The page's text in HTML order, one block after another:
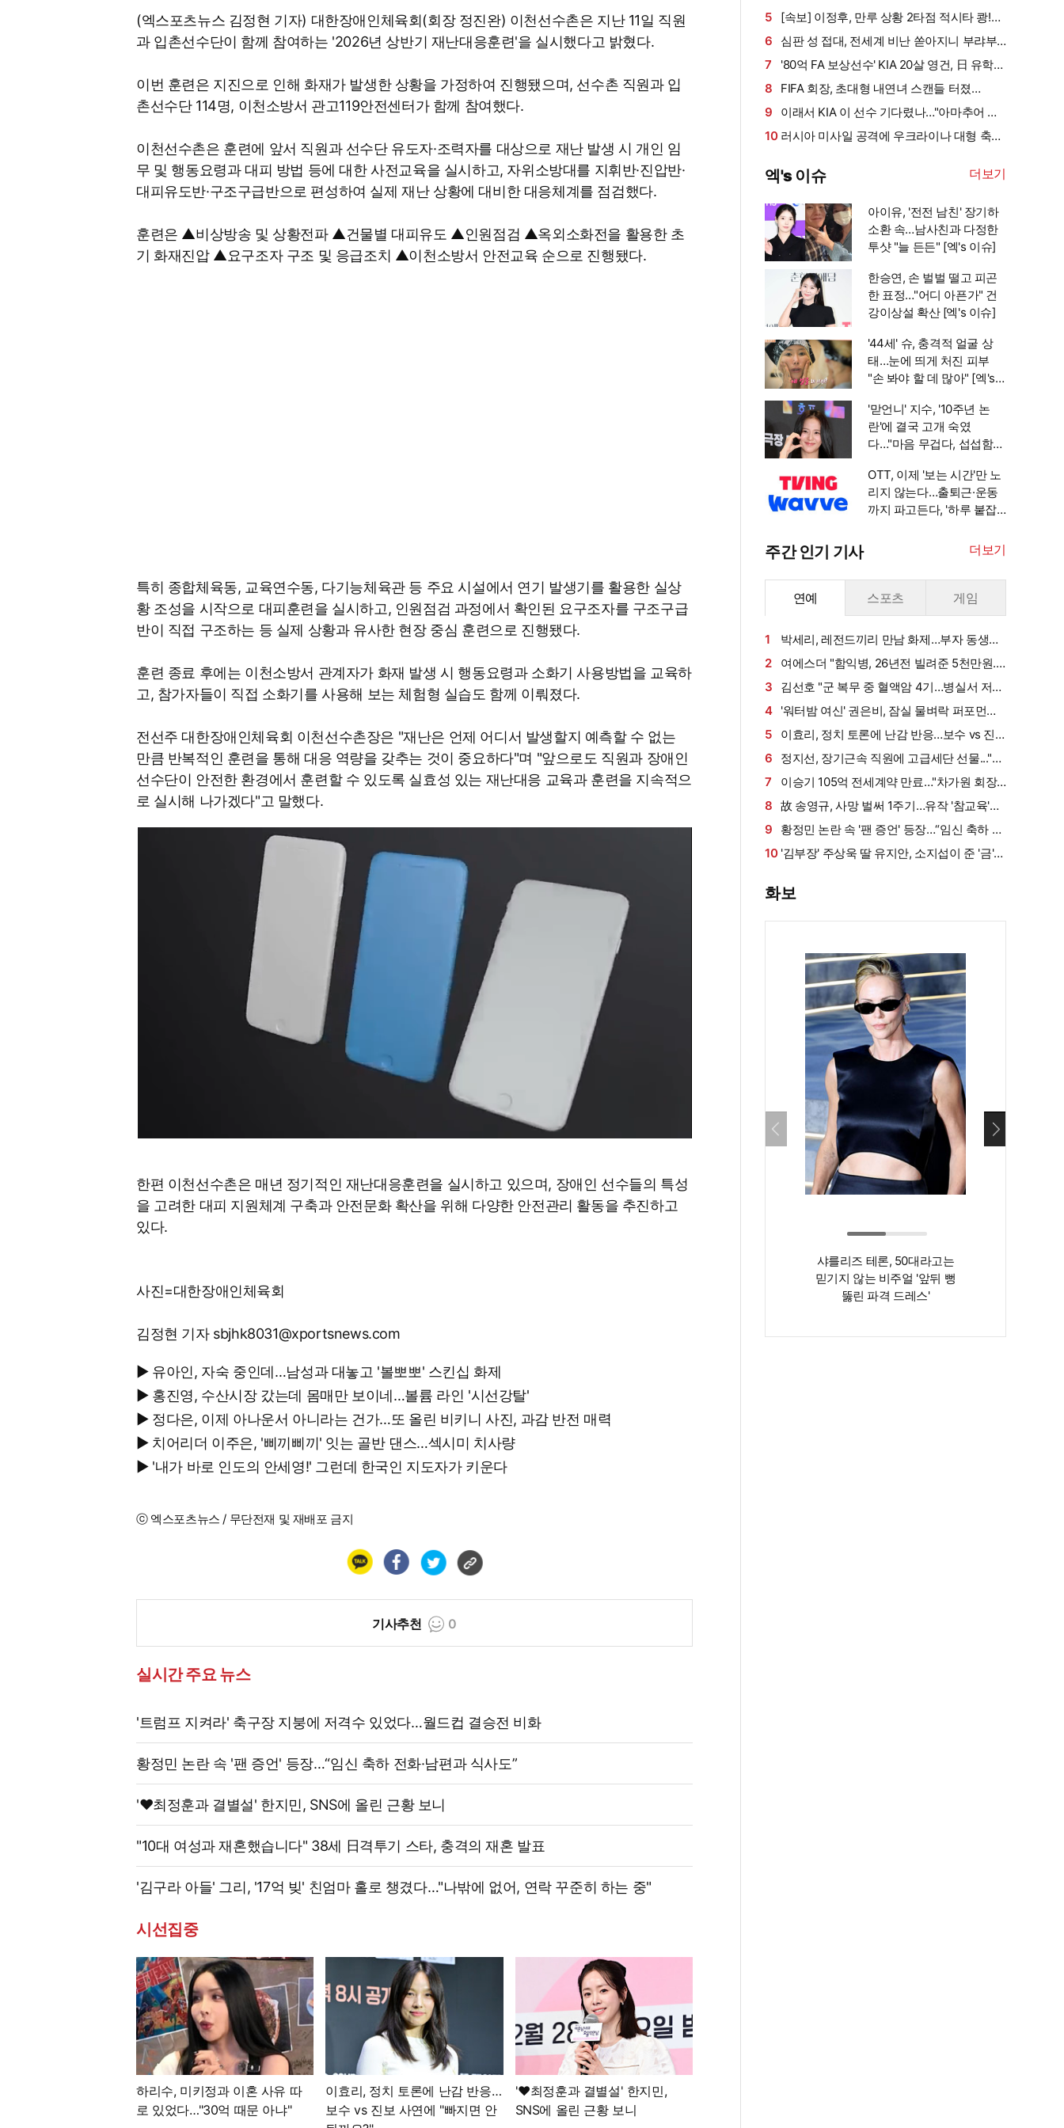
(엑스포츠뉴스 김정현 기자) 대한장애인체육회(회장 정진완) 이천선수촌은 지난 11일 직원
과 입촌선수단이 함께 참여하는 '2026년 상반기 재난대응훈련'을 실시했다고 밝혔다.
이번 훈련은 지진으로 인해 화재가 발생한 상황을 가정하여 진행됐으며, 선수촌 직원과 입
촌선수단 114명, 이천소방서 관고119안전센터가 함께 참여했다.
이천선수촌은 훈련에 앞서 직원과 선수단 유도자·조력자를 대상으로 재난 발생 시 개인 임
무 및 행동요령과 대피 방법 등에 대한 사전교육을 실시하고, 자위소방대를 지휘반·진압반·
대피유도반·구조구급반으로 편성하여 실제 재난 상황에 대비한 대응체계를 점검했다.
훈련은 ▲비상방송 및 상황전파 ▲건물별 대피유도 ▲인원점검 ▲옥외소화전을 활용한 초
기 화재진압 ▲요구조자 구조 및 응급조치 ▲이천소방서 안전교육 순으로 진행됐다.
특히 종합체육동, 교육연수동, 다기능체육관 등 주요 시설에서 연기 발생기를 활용한 실상
황 조성을 시작으로 대피훈련을 실시하고, 인원점검 과정에서 확인된 요구조자를 구조구급
반이 직접 구조하는 등 실제 상황과 유사한 현장 중심 훈련으로 진행됐다.
훈련 종료 후에는 이천소방서 관계자가 화재 발생 시 행동요령과 소화기 사용방법을 교육하
고, 참가자들이 직접 소화기를 사용해 보는 체험형 실습도 함께 이뤄졌다.
전선주 대한장애인체육회 이천선수촌장은 "재난은 언제 어디서 발생할지 예측할 수 없는
만큼 반복적인 훈련을 통해 대응 역량을 갖추는 것이 중요하다"며 "앞으로도 직원과 장애인
선수단이 안전한 환경에서 훈련할 수 있도록 실효성 있는 재난대응 교육과 훈련을 지속적으
로 실시해 나가겠다"고 말했다.
한편 이천선수촌은 매년 정기적인 재난대응훈련을 실시하고 있으며, 장애인 선수들의 특성
을 고려한 대피 지원체계 구축과 안전문화 확산을 위해 다양한 안전관리 활동을 추진하고
있다.
사진=대한장애인체육회
김정현 기자 sbjhk8031@xportsnews.com
▶ 유아인, 자숙 중인데…남성과 대놓고 '볼뽀뽀' 스킨십 화제
▶ 홍진영, 수산시장 갔는데 몸매만 보이네…볼륨 라인 '시선강탈'
▶ 정다은, 이제 아나운서 아니라는 건가…또 올린 비키니 사진, 과감 반전 매력
▶ 치어리더 이주은, '삐끼삐끼' 잇는 골반 댄스…섹시미 치사량
▶ '내가 바로 인도의 안세영!' 그런데 한국인 지도자가 키운다
ⓒ 엑스포츠뉴스 / 무단전재 및 재배포 금지
기사추천 0
실시간 주요 뉴스
'트럼프 지켜라' 축구장 지붕에 저격수 있었다…월드컵 결승전 비화
황정민 논란 속 '팬 증언' 등장…“임신 축하 전화·남편과 식사도”
'♥최정훈과 결별설' 한지민, SNS에 올린 근황 보니
"10대 여성과 재혼했습니다" 38세 日격투기 스타, 충격의 재혼 발표
'김구라 아들' 그리, '17억 빚' 친엄마 홀로 챙겼다…"나밖에 없어, 연락 꾸준히 하는 중"
시선집중
하리수, 미키정과 이혼 사유 따
로 있었다…"30억 때문 아냐"
이효리, 정치 토론에 난감 반응…
보수 vs 진보 사연에 "빠지면 안
'♥최정훈과 결별설' 한지민,
SNS에 올린 근황 보니
만에 결혼, "뭐하는 거야?" 일본서도 시끌
짧고 굵은 각오, 푹 쉬고 5위 도약 겨냥
5
[속보] 이정후, 만루 상황 2타점 적시타 쾅!…
볼넷→안타로 '펄펄', 6G 연속 안타 생산
6
심판 성 접대, 전세계 비난 쏟아지니 부랴부
랴?…대한축구협회 사과문 공식 발표 "전세계
축구 관계자 여러분께 사과" [오피셜]
7
'80억 FA 보상선수' KIA 20살 영건, 日 유학이
전환점 될까…"심리적으로 편해졌다"
8
FIFA 회장, 초대형 내연녀 스캔들 터졌
다…"UEFA 사무총장 시절, 승진 특혜+MBA 학
비"→"관계 들통나자 거액 퇴직금" (英 텔레그래
9
이래서 KIA 이 선수 기다렸나…"아마추어 같
은 생각하면 또 힘들어" 베테랑 안방마님의 진심
10 러시아 미사일 공격에 우크라이나 대형 축구
초토화', 2명 부상
엑's 이슈 더보기
아이유, '전전 남친' 장기하
소환 속…남사친과 다정한
투샷 "늘 든든" [엑's 이슈]
한승연, 손 벌벌 떨고 피곤
한 표정…"어디 아픈가" 건
강이상설 확산 [엑's 이슈]
'44세' 슈, 충격적 얼굴 상
태…눈에 띄게 처진 피부
"손 봐야 할 데 많아" [엑's
'맏언니' 지수, '10주년 논
란'에 결국 고개 숙였
다…"마음 무겁다, 섭섭함
OTT, 이제 '보는 시간'만 노
리지 않는다…출퇴근·운동
까지 파고든다, '하루 붙잡
주간 인기 기사 더보기
연예 스포츠 게임
1
박세리, 레전드끼리 만남 화제…부자 동생에
게 밥 샀다가 '반전'
2
여에스더 "함익병, 26년전 빌려준 5천만원...
그덕에 사업 시작" (동상이몽2)[종합]
3
김선호 "군 복무 중 혈액암 4기…병실서 저만
살아남았다" (내 남은 연애)
4
'워터밤 여신' 권은비, 잠실 물벼락 퍼포먼스
'후끈'…두산 승리요정 등극
5
이효리, 정치 토론에 난감 반응…보수 vs 진
보 사연에 "빠지면 안 될까요?"
6
정지선, 장기근속 직원에 고급세단 선물..."차
부담되면 명품백도 가능" (사당귀)[전일야화]
7
이승기 105억 전세계약 만료…"차가원 회장,
보증금 안 주면 법적 조치"
8 故 송영규, 사망 벌써 1주기…유작 '참교육'서
묵직한 존재감
9
황정민 논란 속 '팬 증언' 등장…“임신 축하 전
화·남편과 식사도”
10 '김부장' 주상욱 딸 유지안, 소지섭이 준 '금'
화보
샤를리즈 테론, 50대라고는
믿기지 않는 비주얼 '앞뒤 뻥
뚫린 파격 드레스'